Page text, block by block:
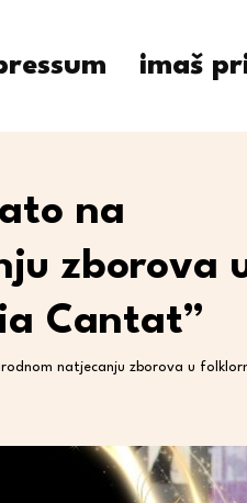
imaš
na
zborova
Cantat”
natjecanju zborova u